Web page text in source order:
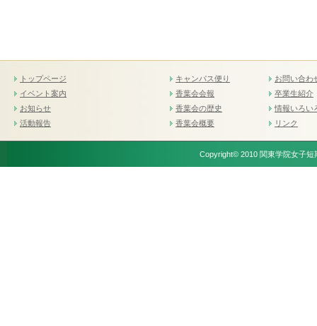
トップページ
イベント案内
お知らせ
活動報告
キャンパス便り
香葉会会報
香葉会の歴史
香葉会概要
お問い合わ
卒業生紹介
情報いろい
リンク
Copyright© 2010 関東学院女子